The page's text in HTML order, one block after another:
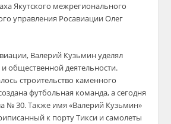
Якутского межрегионального
управления Росавиации Олег
Валерий Кузьмин уделял
общественной деятельности.
строительство каменного
футбольная команда, а сегодня
№ 30. Также имя «Валерий Кузьмин»
к порту Тикси и самолеты